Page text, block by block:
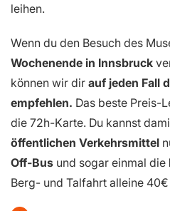
leihen.
Wenn du den Besuch des
Wochenende in Innsbruck
können wir dir auf jeden Fall
empfehlen. Das beste Preis-
die 72h-Karte. Du kannst
öffentlichen Verkehrsmittel
Off-Bus und sogar einmal die
Berg- und Talfahrt alleine